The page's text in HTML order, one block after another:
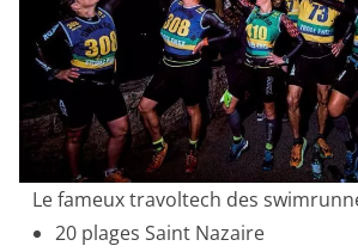
Le fameux travoltech des
20 plages Saint Nazaire